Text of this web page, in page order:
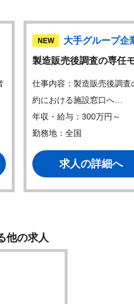
NEW
大手グループ企
製造販売後調査の専任
仕事内容：製造販売後調査
約における施設窓口へ…
年収・給与：300万円～
勤務地：全国
求人の詳細へ
他の求人